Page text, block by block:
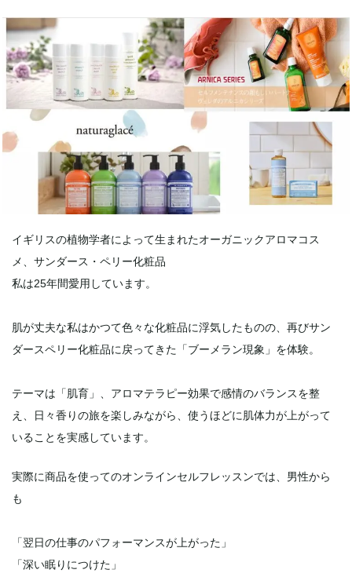
イギリスの植物学者によって生まれたオーガニックアロマコス
メ、サンダース・ペリー化粧品
私は25年間愛用しています。
肌が丈夫な私はかつて色々な化粧品に浮気したものの、再びサン
ダースペリー化粧品に戻ってきた「ブーメラン現象」を体験。
テーマは「肌育」、アロマテラピー効果で感情のバランスを整
え、日々香りの旅を楽しみながら、使うほどに肌体力が上がって
いることを実感しています。
実際に商品を使ってのオンラインセルフレッスンでは、男性から
も
「翌日の仕事のパフォーマンスが上がった」
「深い眠りにつけた」